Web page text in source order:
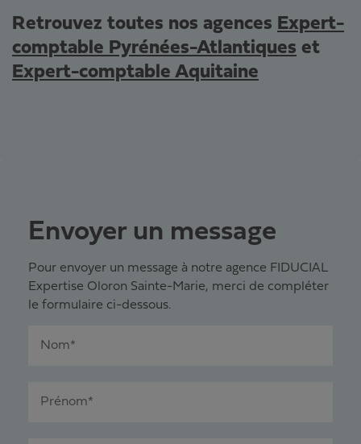
Retrouvez toutes nos agences Expert-
comptable Pyrénées-Atlantiques et
Expert-comptable Aquitaine
Envoyer un message
Pour envoyer un message à notre agence FIDUCIAL
Expertise Oloron Sainte-Marie, merci de compléter
le formulaire ci-dessous.
Nom*
Prénom*